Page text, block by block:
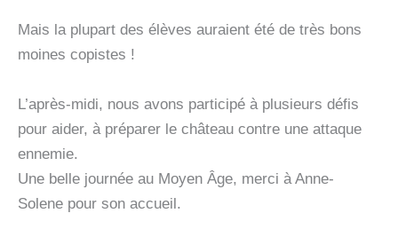
Mais la plupart des élèves auraient été de très bons
moines copistes !
L’après-midi, nous avons participé à plusieurs défis
pour aider, à préparer le château contre une attaque
ennemie.
Une belle journée au Moyen Âge, merci à Anne-
Solene pour son accueil.